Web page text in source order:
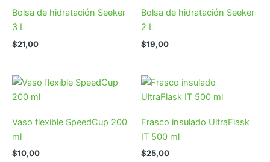
Bolsa de hidratación Seeker
3 L
$21,00
Bolsa de hidratación Seeker
2 L
$19,00
Vaso flexible SpeedCup 200
ml
$10,00
Frasco insulado UltraFlask
IT 500 ml
$25,00